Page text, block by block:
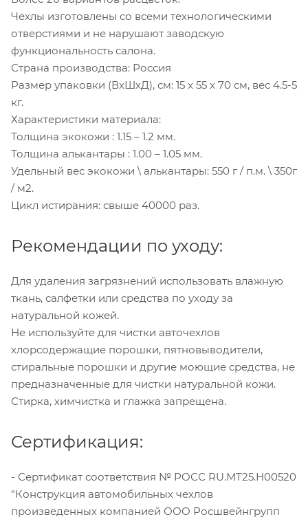
Чехлы изготовлены со всеми технологическими
отверстиями и не нарушают заводскую
функциональность салона.
Страна производства: Россия
Размер упаковки (ВхШхД), см: 15 x 55 x 70 см, вес 4.5-5
кг.
Характеристики материала:
Толщина экокожи : 1.15 – 1.2 мм.
Толщина алькантары : 1.00 – 1.05 мм.
Удельный вес экокожи \ алькантары: 550 г / п.м. \ 350г
/ м2.
Цикл истирания: свыше 40000 раз.
Рекомендации по уходу:
Для удаления загрязнений использовать влажную
ткань, салфетки или средства по уходу за
натуральной кожей.
Не используйте для чистки авточехлов
хлорсодержащие порошки, пятновыводители,
стиральные порошки и другие моющие средства, не
предназначенные для чистки натуральной кожи.
Стирка, химчистка и глажка запрещена.
Сертификация:
- Сертификат соответствия № РОСС RU.МТ25.Н00520
"Конструкция автомобильных чехлов
произведенных компанией ООО Росшвейнгрупп